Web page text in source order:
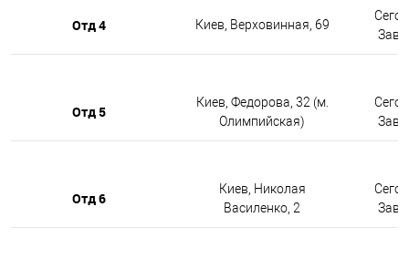
Отд 4 Киев, Верховинная, 69
Отд 5
Киев, Федорова, 32 (м.
Олимпийская)
Отд 6
Киев, Николая
Василенко, 2